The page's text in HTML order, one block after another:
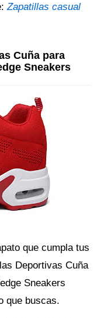
Zapatillas casual
Cuña para
Sneakers
que cumpla tus
Deportivas Cuña
Sneakers
que buscas.